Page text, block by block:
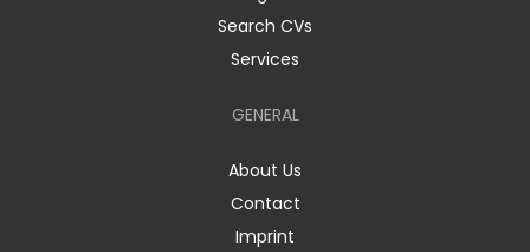
Search CVs
Services
GENERAL
About Us
Contact
Imprint